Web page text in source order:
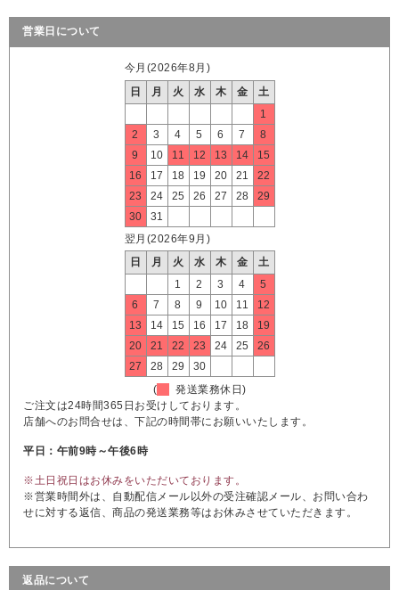
営業日について
今月(2026年8月)
日
月 火 水 木 金
土
1
2
3 4 5 6 7
8
9
10 11 12 13 14
15
16
17 18 19 20 21
22
23
24 25 26 27 28
29
30
31
翌月(2026年9月)
日
月 火 水 木 金
土
1
2 3 4
5
6
7 8 9 10 11
12
13
14 15 16 17 18
19
20
21 22 23 24 25
26
27
28 29
30
(
発送業務休日)
ご注文は24時間365日お受けしております。
店舗へのお問合せは、下記の時間帯にお願いいたします。
平日：午前9時～午後6時
※土日祝日はお休みをいただいております。
※営業時間外は、自動配信メール以外の受注確認メール、お問い合わ
せに対する返信、商品の発送業務等はお休みさせていただきます。
返品について